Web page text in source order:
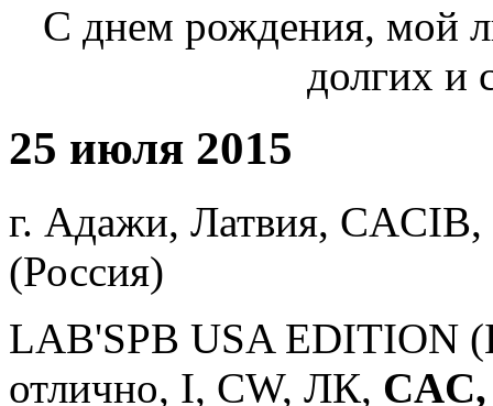
С днем рождения, мой
долгих и
25 июля 2015
г. Адажи, Латвия, CACIB,
(Россия)
LAB'SPB USA EDITION
отлично, I, СW, ЛК,